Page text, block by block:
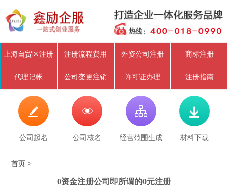
上海自贸区注册 注册流程费用 外资公司注册 商标注册
代理记帐 公司变更注销 许可证办理 注册指南

公司起名

公司核名

经营范围生成

材料下载
首页 >
0资金注册公司即所谓的0元注册